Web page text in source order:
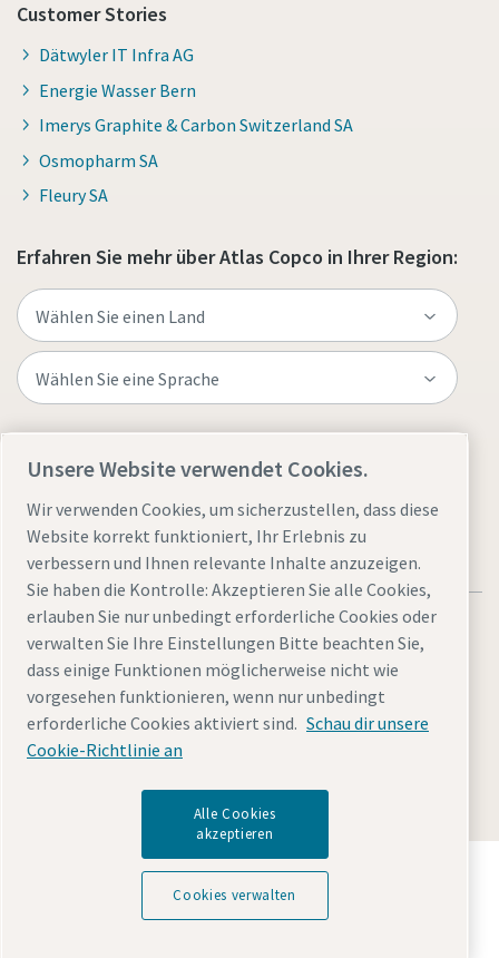
Customer Stories
Dätwyler IT Infra AG
Energie Wasser Bern
Imerys Graphite & Carbon Switzerland SA
Osmopharm SA
Fleury SA
Erfahren Sie mehr über Atlas Copco in Ihrer Region:
Rechtliche Hinweise und Datenschutzerklärung
Cookies verwalten
© 2026 Atlas Copco (Schweiz) AG
Entdecken Sie, wie die Atlas Copco Group
Technologien ermöglicht, die die Zukunft verändern.
Besuchen Sie die Website der Atlas Copco Group
Unsere Website verwendet Cookies.
Wir verwenden Cookies, um sicherzustellen, dass diese
Website korrekt funktioniert, Ihr Erlebnis zu
verbessern und Ihnen relevante Inhalte anzuzeigen.
Sie haben die Kontrolle: Akzeptieren Sie alle Cookies,
erlauben Sie nur unbedingt erforderliche Cookies oder
verwalten Sie Ihre Einstellungen Bitte beachten Sie,
dass einige Funktionen möglicherweise nicht wie
vorgesehen funktionieren, wenn nur unbedingt
erforderliche Cookies aktiviert sind. Schau dir unsere
Cookie-Richtlinie an
Alle Cookies
akzeptieren
Cookies verwalten